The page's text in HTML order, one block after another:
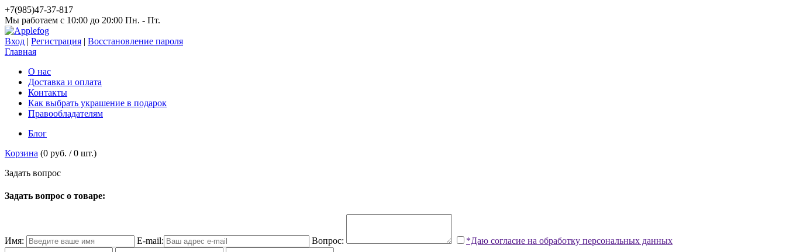
+7(985)47-37-817
Мы работаем c 10:00 до 20:00 Пн. - Пт.
Вход | Регистрация | Восстановление пароля
Главная
О нас
Доставка и оплата
Контакты
Как выбрать украшение в подарок
Правообладателям
Блог
Корзина (0 руб. /0 шт.)
Задать вопрос
Задать вопрос о товаре:
Имя: E-mail: Вопрос: *Даю согласие на обработку персональных данных